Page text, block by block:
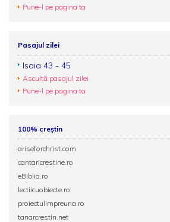
Pune-l pe pagina ta
Pasajul zilei
Isaia 43 - 45
Ascultă pasajul zilei
Pune-l pe pagina ta
100% creștin
ariseforchrist.com
cantaricrestine.ro
eBiblia.ro
lectiicuobiecte.ro
proiectulimpreuna.ro
tanarcrestin.net